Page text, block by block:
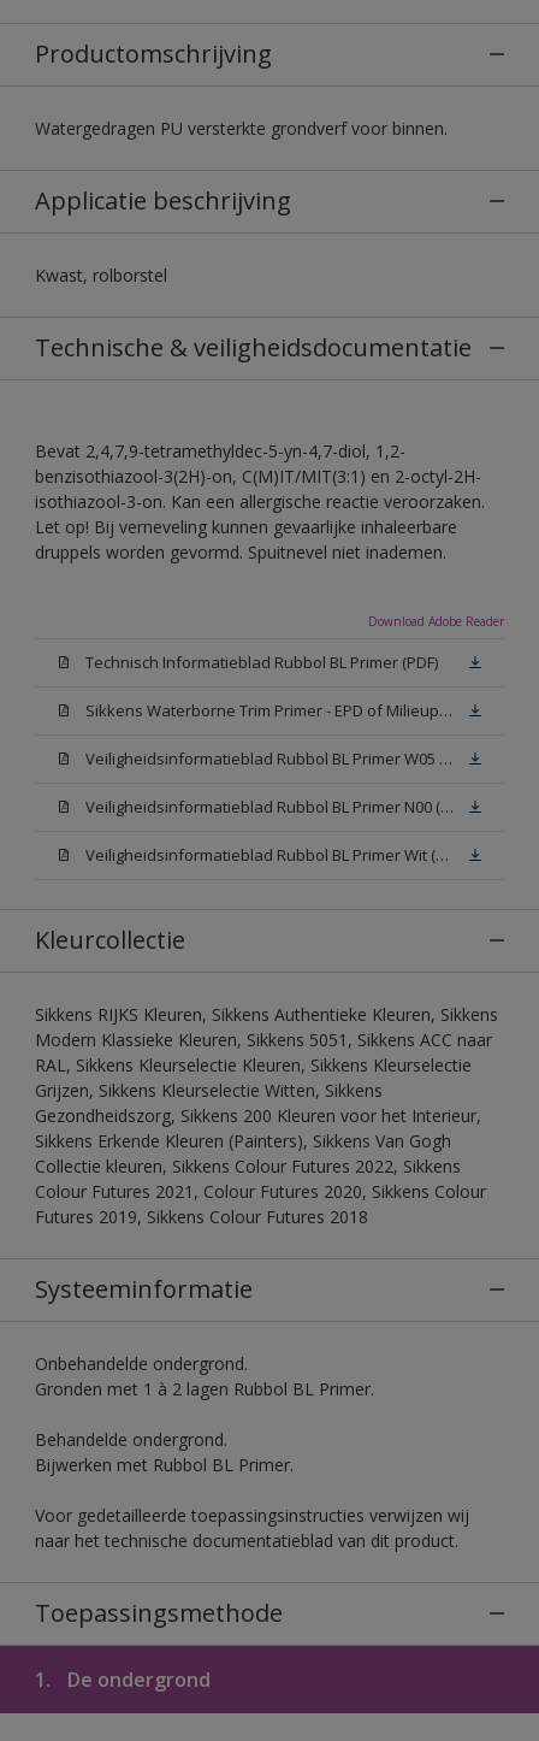
Productomschrijving
Watergedragen PU versterkte grondverf voor binnen.
Applicatie beschrijving
Kwast, rolborstel
Technische & veiligheidsdocumentatie
Bevat 2,4,7,9-tetramethyldec-5-yn-4,7-diol, 1,2-
benzisothiazool-3(2H)-on, C(M)IT/MIT(3:1) en 2-octyl-2H-
isothiazool-3-on. Kan een allergische reactie veroorzaken.
Let op! Bij verneveling kunnen gevaarlijke inhaleerbare
druppels worden gevormd. Spuitnevel niet inademen.
Download Adobe Reader
Technisch Informatieblad Rubbol BL Primer (PDF)
Sikkens Waterborne Trim Primer - EPD of Milieuproductverklaring
Veiligheidsinformatieblad Rubbol BL Primer W05 (MSDS)
Veiligheidsinformatieblad Rubbol BL Primer N00 (MSDS)
Veiligheidsinformatieblad Rubbol BL Primer Wit (MSDS)
Kleurcollectie
Sikkens RIJKS Kleuren, Sikkens Authentieke Kleuren, Sikkens
Modern Klassieke Kleuren, Sikkens 5051, Sikkens ACC naar
RAL, Sikkens Kleurselectie Kleuren, Sikkens Kleurselectie
Grijzen, Sikkens Kleurselectie Witten, Sikkens
Gezondheidszorg, Sikkens 200 Kleuren voor het Interieur,
Sikkens Erkende Kleuren (Painters), Sikkens Van Gogh
Collectie kleuren, Sikkens Colour Futures 2022, Sikkens
Colour Futures 2021, Colour Futures 2020, Sikkens Colour
Futures 2019, Sikkens Colour Futures 2018
Systeeminformatie
Onbehandelde ondergrond.
Gronden met 1 à 2 lagen Rubbol BL Primer.
Behandelde ondergrond.
Bijwerken met Rubbol BL Primer.
Voor gedetailleerde toepassingsinstructies verwijzen wij
naar het technische documentatieblad van dit product.
Toepassingsmethode
1. De ondergrond